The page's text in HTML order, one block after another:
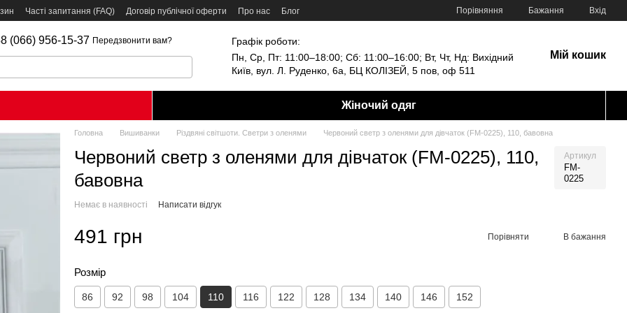
Часті запитання (FAQ) Договір публічної оферти Про нас Блог Порівняння Бажання Вхід
(066) 956-15-37 Передзвонити вам?
Графік роботи:
Пн, Ср, Пт: 11:00–18:00; Сб: 11:00–16:00; Вт, Чт, Нд: Вихідний
Київ, вул. Л. Руденко, 6а, БЦ КОЛІЗЕЙ, 5 пов, оф 511
Мій кошик
Жіночий одяг
Головна Вишиванки Різдвяні світшоти. Светри з оленями Червоний светр з оленями для дівчаток (FM-0225), 110, бавовна
Червоний светр з оленями для дівчаток (FM-0225), 110,
бавовна
Артикул
FM-
0225
Немає в наявності Написати відгук
491 грн Порівняти В бажання
Розмір
86 92 98 104 110 116 122 128 134 140 146 152